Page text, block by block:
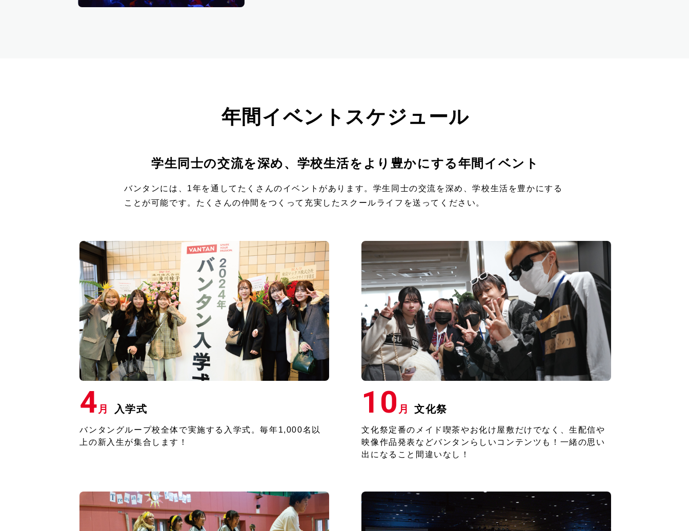
年間イベント スケジュール
学⽣同⼠の交流を深め、学校⽣活をより豊かにする年間イベント
バンタンには、1年を通してたくさんのイベントがあります。学生同士の交流を深め、学校生活を豊かにする
ことが可能です。たくさんの仲間をつくって充実したスクールライフを送ってください。
4 月 入学式
バンタングループ校全体で実施する⼊学式。毎年1,000名以
上の新⼊⽣が集合します！
10 月 文化祭
文化祭定番のメイド喫茶やお化け屋敷だけでなく、生配信や
映像作品発表などバンタンらしいコンテンツも！一緒の思い
出になること間違いなし！